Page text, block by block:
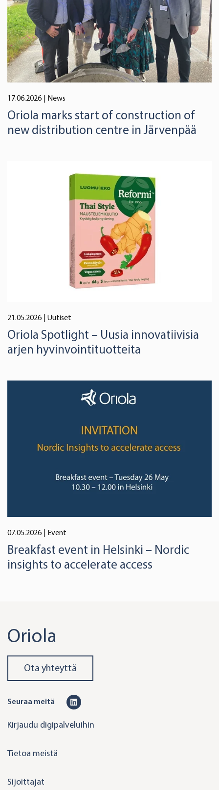
17.06.2026 | News
Oriola marks start of construction of
new distribution centre in Järvenpää
21.05.2026 | Uutiset
Oriola Spotlight – Uusia innovatiivisia
arjen hyvinvointituotteita
07.05.2026 | Event
Breakfast event in Helsinki – Nordic
insights to accelerate access
Oriola
Ota yhteyttä
Seuraa meitä
n
Kirjaudu digipalveluihin
Tietoa meistä
Sijoittajat